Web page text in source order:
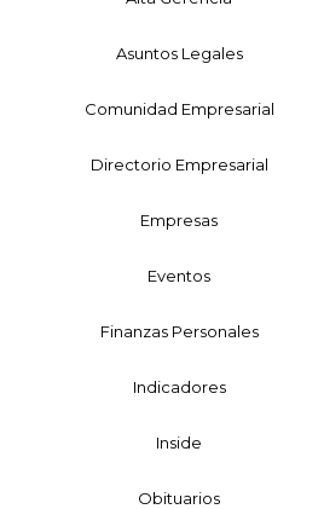
Asuntos Legales
Comunidad Empresarial
Directorio Empresarial
Empresas
Eventos
Finanzas Personales
Indicadores
Inside
Obituarios